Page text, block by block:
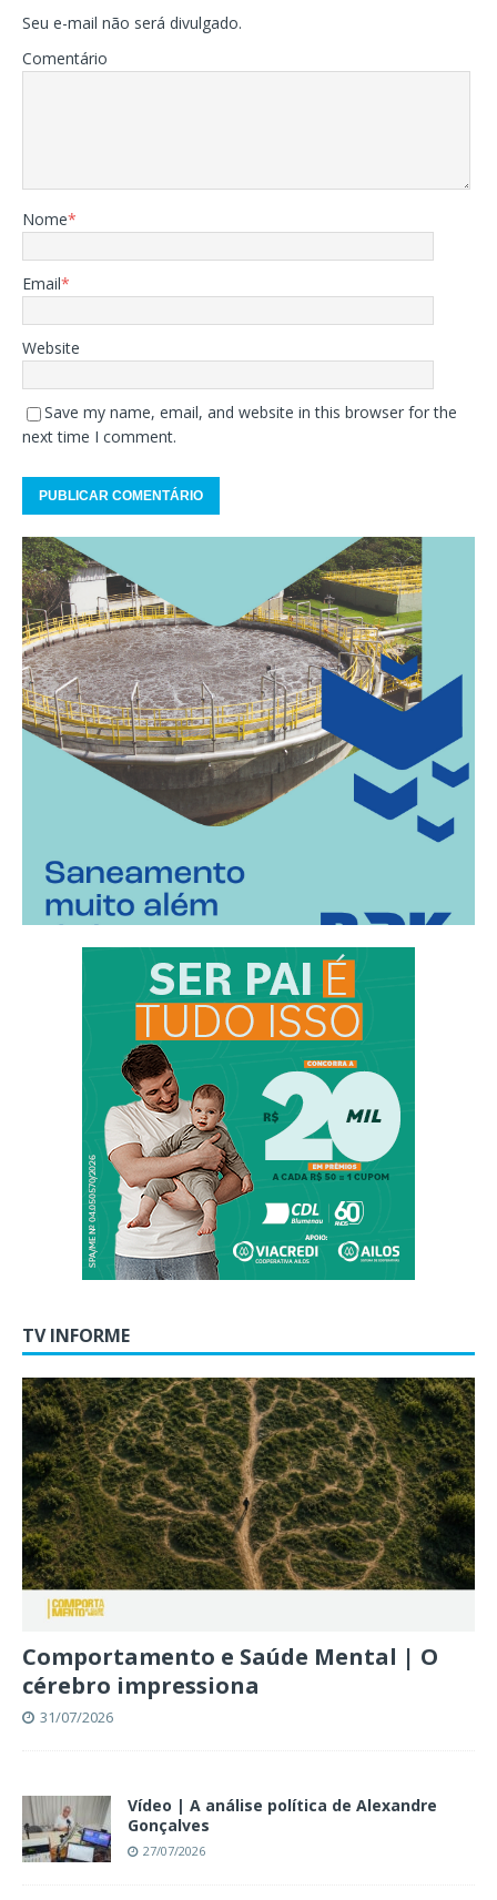
Seu e-mail não será divulgado.
Comentário
Nome*
Email*
Website
Save my name, email, and website in this browser for the
next time I comment.
TV INFORME
Comportamento e Saúde Mental | O
cérebro impressiona
31/07/2026
Vídeo | A análise política de Alexandre
Gonçalves
27/07/2026